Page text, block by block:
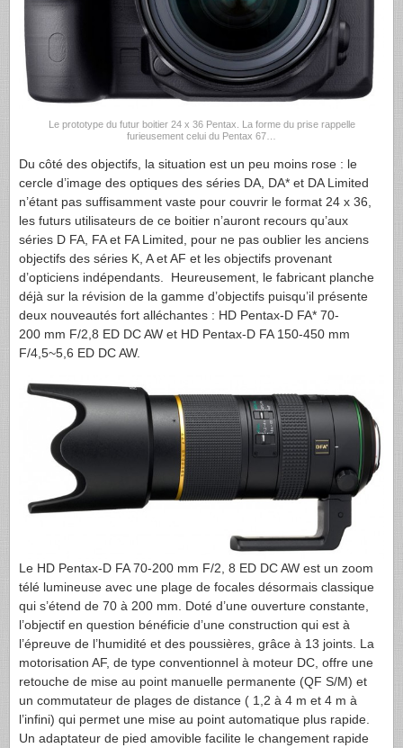
Le prototype du futur boitier 24 x 36 Pentax. La forme du prise rappelle
furieusement celui du Pentax 67…
Du côté des objectifs, la situation est un peu moins rose : le
cercle d’image des optiques des séries DA, DA* et DA Limited
n’étant pas suffisamment vaste pour couvrir le format 24 x 36,
les futurs utilisateurs de ce boitier n’auront recours qu’aux
séries D FA, FA et FA Limited, pour ne pas oublier les anciens
objectifs des séries K, A et AF et les objectifs provenant
d’opticiens indépendants. Heureusement, le fabricant planche
déjà sur la révision de la gamme d’objectifs puisqu’il présente
deux nouveautés fort alléchantes : HD Pentax-D FA* 70-
200 mm F/2,8 ED DC AW et HD Pentax-D FA 150-450 mm
F/4,5~5,6 ED DC AW.
Le HD Pentax-D FA 70-200 mm F/2, 8 ED DC AW est un zoom
télé lumineuse avec une plage de focales désormais classique
qui s’étend de 70 à 200 mm. Doté d’une ouverture constante,
l’objectif en question bénéficie d’une construction qui est à
l’épreuve de l’humidité et des poussières, grâce à 13 joints. La
motorisation AF, de type conventionnel à moteur DC, offre une
retouche de mise au point manuelle permanente (QF S/M) et
un commutateur de plages de distance ( 1,2 à 4 m et 4 m à
l’infini) qui permet une mise au point automatique plus rapide.
Un adaptateur de pied amovible facilite le changement rapide